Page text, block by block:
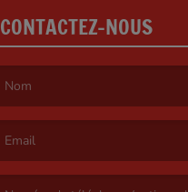
CONTACTEZ-NOUS